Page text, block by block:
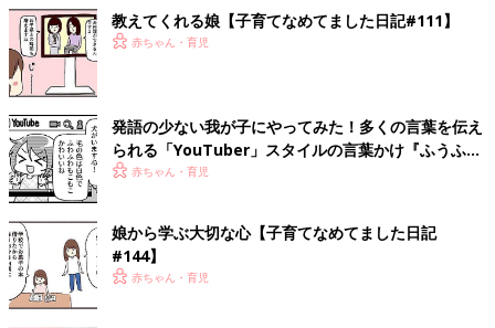
教えてくれる娘【子育てなめてました日記#111】
赤ちゃん・育児
発語の少ない我が子にやってみた！多くの言葉を伝え
られる「YouTuber」スタイルの言葉かけ『ふうふう
子育て ＃65』
赤ちゃん・育児
娘から学ぶ大切な心【子育てなめてました日記
#144】
赤ちゃん・育児